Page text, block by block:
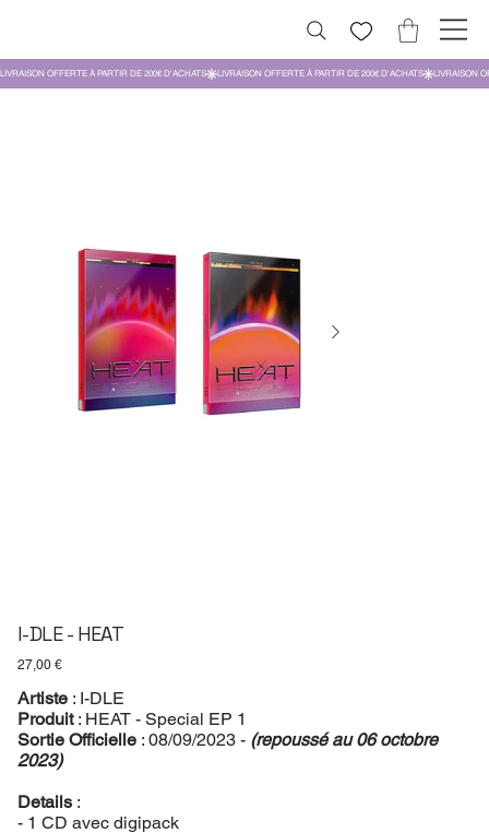
I-DLE - HEAT
Prix
27,00 €
Artiste: I-DLE
Produit: HEAT - Special EP 1
Sortie Officielle: 08/09/2023 - (repoussé au 06 octobre
2023)
Details :
- 1 CD avec digipack